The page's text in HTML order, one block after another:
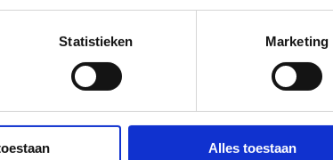
Statistieken Marketing
Alles toestaan
School. Op allerlei verschillende vakgebieden
Daarnaast beschikken we ook over het
uitdaging. Maar ook voor de medewerkers
te gaan naar ander werk.